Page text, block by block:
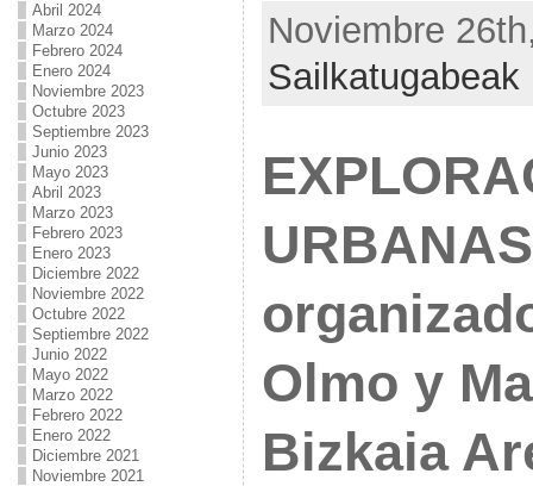
Abril 2024
Marzo 2024
Febrero 2024
Enero 2024
Noviembre 2023
Octubre 2023
Septiembre 2023
Junio 2023
Mayo 2023
Abril 2023
Marzo 2023
Febrero 2023
Enero 2023
Diciembre 2022
Noviembre 2022
Octubre 2022
Septiembre 2022
Junio 2022
Mayo 2022
Marzo 2022
Febrero 2022
Enero 2022
Diciembre 2021
Noviembre 2021
Noviembre
Sailkatugabeak
Olmo y
Bizkaia